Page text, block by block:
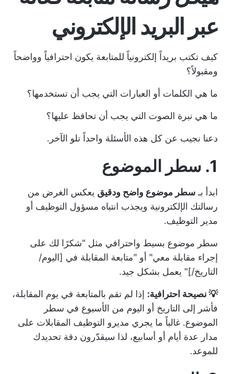
عبر البريد الإلكتروني
كيف تكتب بريداً إلكترونياً للمتابعة يكون احترافياً وواضحاً
ومقبولاً؟
ما هي الكلمات أو العبارات التي يجب أن تستخدمها؟
ما هي نبرة الصوت التي يجب أن تحافظ عليها؟
دعنا نجيب عن كل هذه الأسئلة واحداً تلو الآخر.
1. سطر الموضوع
ابدأ بـ سطر موضوع واضح ودقيق يعكس الغرض من
رسالتك الإلكترونية ويجذب انتباه مسؤول التوظيف أو
مدير التوظيف.
سطر موضوع بسيط واحترافي مثل "شكرًا لك على
إجراء مقابلة معي" أو "متابعة المقابلة في [اليوم/
التاريخ/]" يعمل بشكل جيد.
💡 نصيحة احترافية: إذا لم تقم بالمتابعة في يوم المقابلة،
فأشر إلى التاريخ أو اليوم من الأسبوع في سطر
الموضوع. غالباً ما يجري مديرو التوظيف المقابلات على
مدار عدة أيام أو أسابيع، لذا سيقدّرون دقة تحديدك
للموعد.